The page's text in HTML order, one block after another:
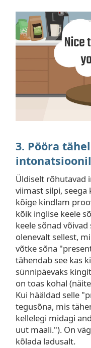
3. Pööra
Üldiselt rõhutavad
viimast silpi,
kõige kindlam
kõik inglise keele
keele sõnad
olenevalt sellest,
võtke sõna
tähendab see kas
sünnipäevaks
on toas kohal
Kui hääldad selle
tegusõna, mis
kellelegi midagi
uut maali."). On
kõlada ladusalt.